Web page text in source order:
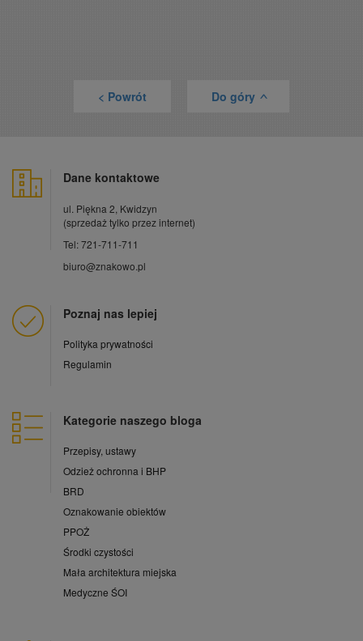
< Powrót Do góry>
Dane kontaktowe
ul. Piękna 2, Kwidzyn
(sprzedaż tylko przez internet)
Tel: 721-711-711
biuro@znakowo.pl
Poznaj nas lepiej
Polityka prywatności
Regulamin
Kategorie naszego bloga
Przepisy, ustawy
Odzież ochronna i BHP
BRD
Oznakowanie obiektów
PPOŻ
Środki czystości
Mała architektura miejska
Medyczne ŚOI